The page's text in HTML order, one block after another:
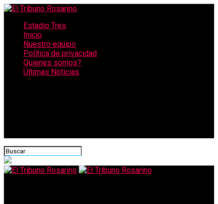
Estadio Tres
Inicio
Nuestro equipo
Política de privacidad
Quienes somos?
Últimas Noticias